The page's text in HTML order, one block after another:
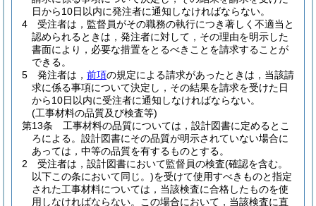
日から10日以内に発注者に通知しなければならない。
4
受注者は，監督員がその職務の執行につき著しく不適当と
認められるときは，発注者に対して，その理由を明示した
書面により，必要な措置をとるべきことを請求することが
できる。
5
発注者は， 前項の規定による請求があったときは，当該請
求に係る事項について決定し，その結果を請求を受けた日
から10日以内に受注者に通知しなければならない。
(工事材料の品質及び検査等)
第13条
工事材料の品質については，設計図書に定めるとこ
ろによる。 設計図書にその品質が明示されていない場合に
あっては，中等の品質を有するものとする。
2
受注者は，設計図書において監督員の検査(確認を含む。
以下この条において同じ。)を受けて使用すべきものと指定
された工事材料については，当該検査に合格したものを使
用しなければならない。
この場合において，当該検査に直